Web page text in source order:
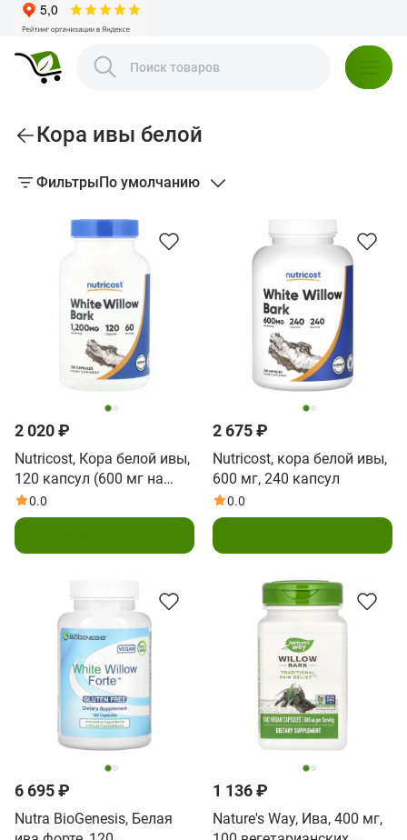
Кора ивы белой
ФильтрыПо умолчанию
2 020 ₽
Nutricost, Кора белой ивы,
120 капсул (600 мг на
капсулу)
0.0
2 675 ₽
Nutricost, кора белой ивы,
600 мг, 240 капсул
0.0
6 695 ₽
Nutra BioGenesis, Белая
1 136 ₽
Nature's Way, Ива, 400 мг,